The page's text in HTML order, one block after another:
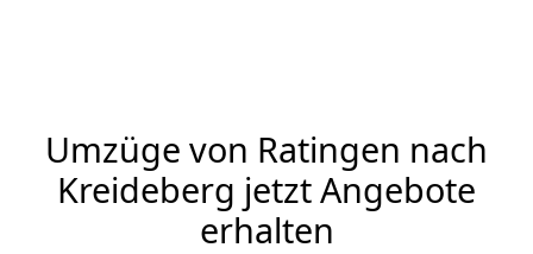
Umzüge von Ratingen nach
Kreideberg jetzt Angebote
erhalten